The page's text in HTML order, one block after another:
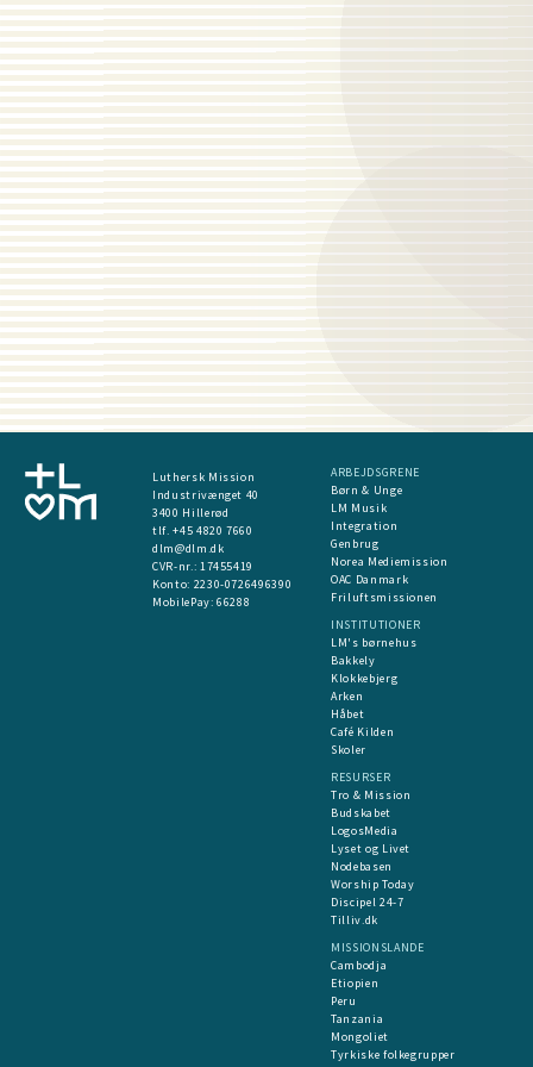
Luthersk Mission
Industrivænget 40
3400 Hillerød
tlf. +45 4820 7660
dlm@dlm.dk
CVR-nr.: 17455419
​Konto: 2230-0726496390
MobilePay:66288
ARBEJDSGRENE
Børn & Unge
LM Musik
Integration
Genbrug
Norea Mediemission
OAC Danmark
Friluftsmissionen
INSTITUTIONER
LM's børnehus
Bakkely
Klokkebjerg
Arken
Håbet
Café Kilden
Skoler
RESURSER
Tro & Mission
Budskabet
LogosMedia
Lyset og Livet
Nodebasen
Worship Today
Discipel 24-7
Tilliv.dk
MISSIONSLANDE
Cambodja
Etiopien
Peru
Tanzania
Mongoliet
Tyrkiske folkegrupper